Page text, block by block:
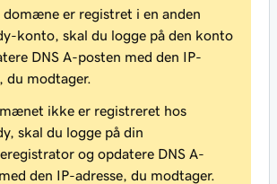
domæne er registret i en anden
konto, skal du logge på den konto
DNS A-posten med den IP-
du modtager.
ikke er registreret hos
skal du logge på din
og opdatere DNS A-
den IP-adresse, du modtager.